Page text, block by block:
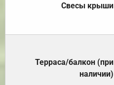
Свесы крыши
Терраса/балкон (при
наличии)